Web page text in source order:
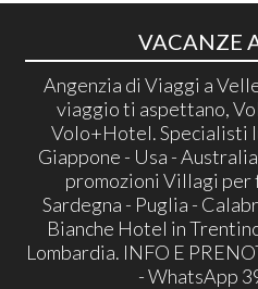
VACANZE
Angenzia di Viaggi a
viaggio ti aspettano,
Volo+Hotel. Specialisti
Giappone - Usa -
promozioni Villagi per
Sardegna - Puglia -
Bianche Hotel in
Lombardia. INFO E
- WhatsApp